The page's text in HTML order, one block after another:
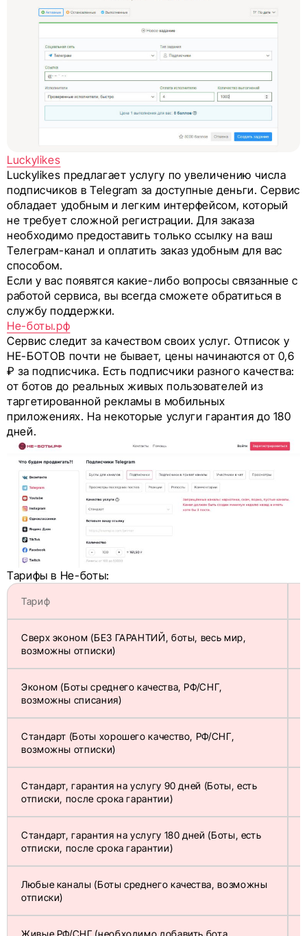
Luckylikes
Luckylikes предлагает услугу по увеличению числа
подписчиков в Telegram за доступные деньги. Сервис
обладает удобным и легким интерфейсом, который
не требует сложной регистрации. Для заказа
необходимо предоставить только ссылку на ваш
Телеграм-канал и оплатить заказ удобным для вас
способом.
Если у вас появятся какие-либо вопросы связанные с
работой сервиса, вы всегда сможете обратиться в
службу поддержки.
Не-боты.рф
Сервис следит за качеством своих услуг. Отписок у
НЕ-БОТОВ почти не бывает, цены начинаются от 0,6
₽ за подписчика. Есть подписчики разного качества:
от ботов до реальных живых пользователей из
таргетированной рекламы в мобильных
приложениях. На некоторые услуги гарантия до 180
дней.
Тарифы в Не-боты:
Тариф
Сверх эконом (БЕЗ ГАРАНТИЙ, боты, весь мир,
возможны отписки)
Эконом (Боты среднего качества, РФ/СНГ,
возможны списания)
Стандарт (Боты хорошего качество, РФ/СНГ,
возможны отписки)
Стандарт, гарантия на услугу 90 дней (Боты, есть
отписки, после срока гарантии)
Стандарт, гарантия на услугу 180 дней (Боты, есть
отписки, после срока гарантии)
Любые каналы (Боты среднего качества, возможны
отписки)
Живые РФ/СНГ (необходимо добавить бота